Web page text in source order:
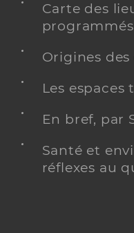
Carte des
programmés
Origines
Les
En bref, par
Santé et
réflexes au